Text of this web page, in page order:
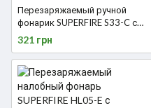
Перезаряжаемый ручной
фонарик SUPERFIRE S33-C с
мощностью 5 Вт
321 грн